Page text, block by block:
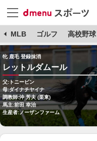
MLB ゴルフ 高校野球
牝 鹿毛 登録抹消
レットルダムール
父:トニービン
母:ダイナチヤイナ
調教師:沖 芳夫 (栗東)
馬主:前田 幸治
生産者:ノーザンファーム